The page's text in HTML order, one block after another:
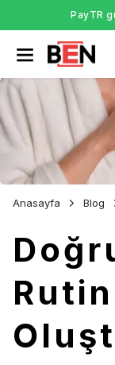
PayTR
Anasayfa Blog